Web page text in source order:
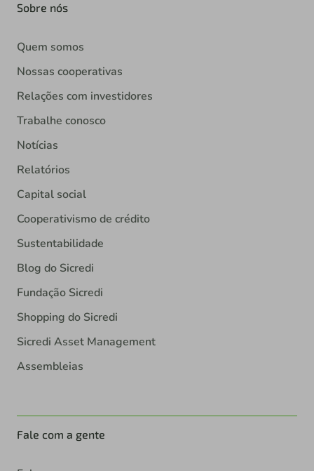
Sobre nós
Quem somos
Nossas cooperativas
Relações com investidores
Trabalhe conosco
Notícias
Relatórios
Capital social
Cooperativismo de crédito
Sustentabilidade
Blog do Sicredi
Fundação Sicredi
Shopping do Sicredi
Sicredi Asset Management
Assembleias
Fale com a gente